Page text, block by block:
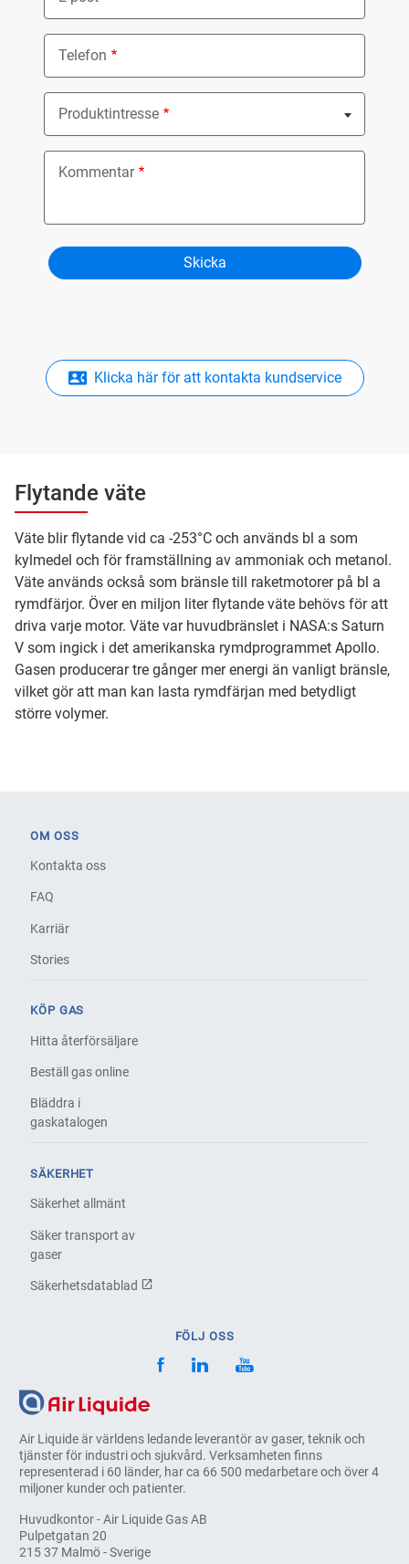
Telefon
Produktintresse
Nothing selected
Kommentar
Klicka här för att kontakta kundservice
Flytande väte
Väte blir flytande vid ca -253°C och används bl a som
kylmedel och för framställning av ammoniak och metanol.
Väte används också som bränsle till raketmotorer på bl a
rymdfärjor. Över en miljon liter flytande väte behövs för att
driva varje motor. Väte var huvudbränslet i NASA:s Saturn
V som ingick i det amerikanska rymdprogrammet Apollo.
Gasen producerar tre gånger mer energi än vanligt bränsle,
vilket gör att man kan lasta rymdfärjan med betydligt
större volymer.
Air Liquide är världens ledande leverantör av gaser, teknik och
tjänster för industri och sjukvård. Verksamheten finns
representerad i 60 länder, har ca 66 500 medarbetare och över 4
miljoner kunder och patienter.
Huvudkontor - Air Liquide Gas AB
Pulpetgatan 20
215 37 Malmö - Sverige
OM OSS
Kontakta oss
FAQ
Karriär
Stories
KÖP GAS
Hitta återförsäljare
Beställ gas online
Bläddra i
gaskatalogen
SÄKERHET
Säkerhet allmänt
Säker transport av
gaser
Säkerhetsdatablad
FÖLJ OSS